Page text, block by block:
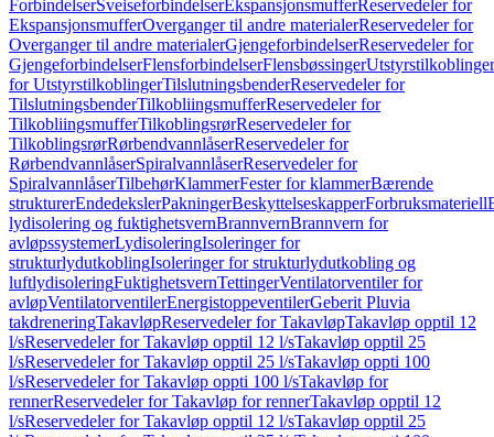
ForbindelserSveiseforbindelserEkspansjonsmufferReservedeler for
EkspansjonsmufferOverganger til andre materialerReservedeler for
Overganger til andre materialerGjengeforbindelserReservedeler for
GjengeforbindelserFlensforbindelserFlensbøssingerUtstyrstilkoblinger
for UtstyrstilkoblingerTilslutningsbenderReservedeler for
TilslutningsbenderTilkobliingsmufferReservedeler for
TilkobliingsmufferTilkoblingsrørReservedeler for
TilkoblingsrørRørbendvannlåserReservedeler for
RørbendvannlåserSpiralvannlåserReservedeler for
SpiralvannlåserTilbehørKlammerFester for klammerBærende
strukturerEndedekslerPakningerBeskyttelseskapperForbruksmateriell
lydisolering og fuktighetsvernBrannvernBrannvern for
avløpssystemerLydisoleringIsoleringer for
strukturlydutkoblingIsoleringer for strukturlydutkobling og
luftlydisoleringFuktighetsvernTettingerVentilatorventiler for
avløpVentilatorventilerEnergistoppeventilerGeberit Pluvia
takdreneringTakavløpReservedeler for TakavløpTakavløp opptil 12
l/sReservedeler for Takavløp opptil 12 l/sTakavløp opptil 25
l/sReservedeler for Takavløp opptil 25 l/sTakavløp oppti 100
l/sReservedeler for Takavløp oppti 100 l/sTakavløp for
rennerReservedeler for Takavløp for rennerTakavløp opptil 12
l/sReservedeler for Takavløp opptil 12 l/sTakavløp opptil 25